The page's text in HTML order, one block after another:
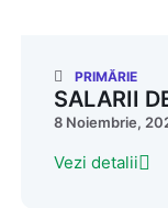
PRIMĂRIE
SALARII
8 Noiembrie,
Vezi detalii